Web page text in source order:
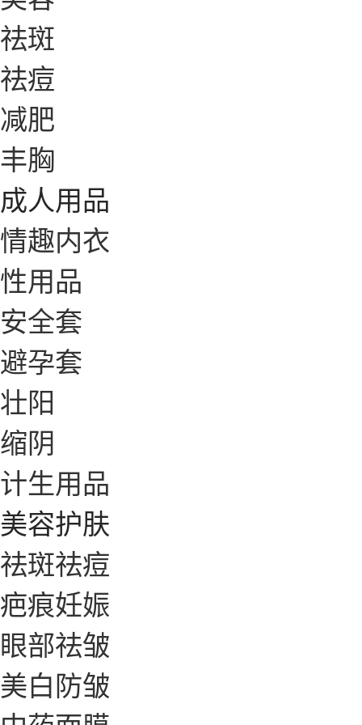
祛斑
祛痘
减肥
丰胸
成人用品
情趣内衣
性用品
安全套
避孕套
壮阳
缩阴
计生用品
美容护肤
祛斑祛痘
疤痕妊娠
眼部祛皱
美白防皱